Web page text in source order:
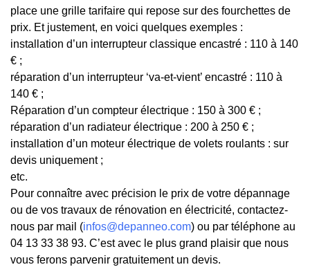
place une grille tarifaire qui repose sur des fourchettes de
prix. Et justement, en voici quelques exemples :
installation d’un interrupteur classique encastré : 110 à 140
€ ;
réparation d’un interrupteur ‘va-et-vient’ encastré : 110 à
140 € ;
Réparation d’un compteur électrique : 150 à 300 € ;
réparation d’un radiateur électrique : 200 à 250 € ;
installation d’un moteur électrique de volets roulants : sur
devis uniquement ;
etc.
Pour connaître avec précision le prix de votre dépannage
ou de vos travaux de rénovation en électricité, contactez-
nous par mail (infos@depanneo.com) ou par téléphone au
04 13 33 38 93. C’est avec le plus grand plaisir que nous
vous ferons parvenir gratuitement un devis.